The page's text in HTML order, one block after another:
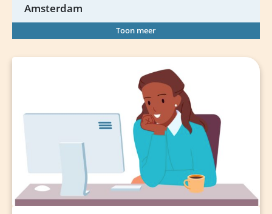
Amsterdam
Toon meer